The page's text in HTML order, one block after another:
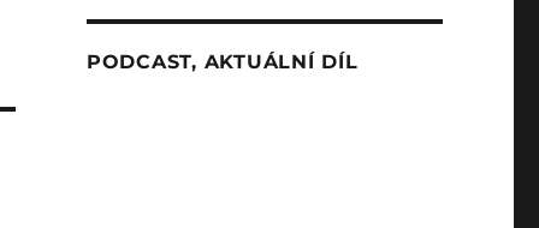
PODCAST, AKTUÁLNÍ DÍL